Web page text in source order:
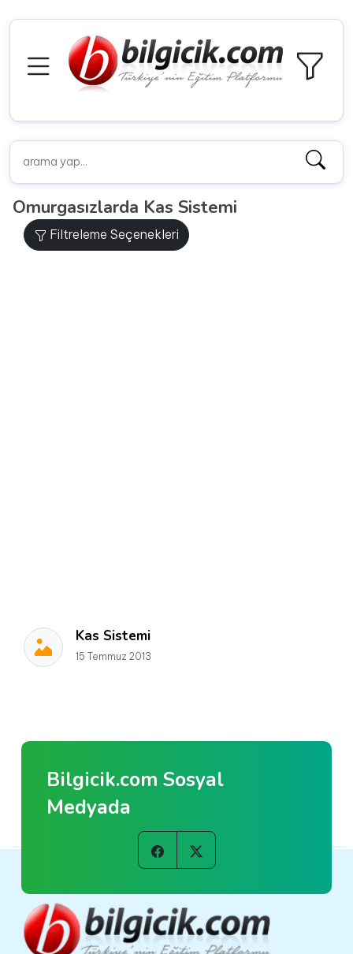
Omurgasızlarda Kas Sistemi
Filtreleme Seçenekleri
Kas Sistemi
15 Temmuz 2013
Bilgicik.com Sosyal
Medyada